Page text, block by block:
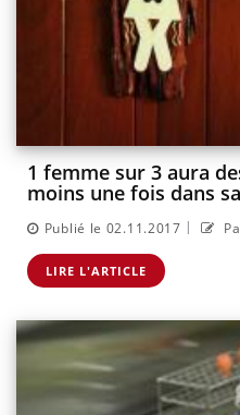
1 femme sur 3 aura
moins une fois dans
Publié le 02.11.2017 |
LIRE L'ARTICLE